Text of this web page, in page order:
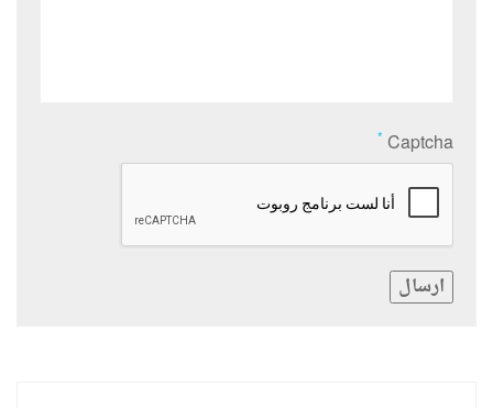
Captcha
*
ارسال